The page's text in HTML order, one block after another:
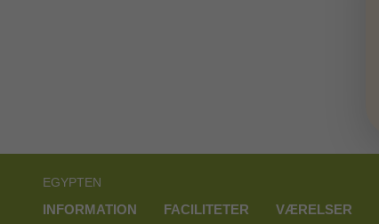
EGYPTEN
INFORMATION FACILITETER VÆRELSER